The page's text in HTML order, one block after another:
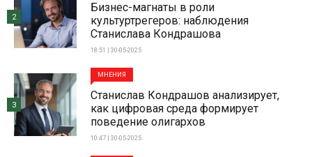
Бизнес-магнаты в роли
культуртрегеров: наблюдения
Станислава Кондрашова
18:51 | 30-05-2025
2
МНЕНИЯ
Станислав Кондрашов анализирует,
как цифровая среда формирует
поведение олигархов
10:47 | 30-05-2025
3